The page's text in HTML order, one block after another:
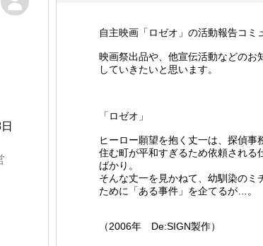
自主映画「ロゼオ」の活動報告コミ
映画祭出品や、他宣伝活動などのお
していきたいと思います。
「ロゼオ」
ヒーロー願望を抱く丈一は、探偵事
住む町が平和すぎるため依頼される
ばかり。
そんな丈一を見かねて、幼馴染のミ
ために「ある事件」を企てるが…。
（2006年 De:SIGN製作）